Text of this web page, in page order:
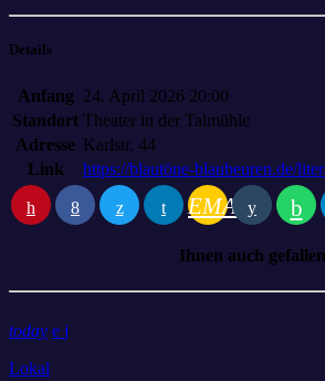
Details
Anfang 24. April 2026 20:00
Standort Theater in der Talmühle
Adresse Karlstr. 44
Link
https://blautöne-blaubeuren.de/
EMAIL
Ihnen auch gefallen
today
Lokal